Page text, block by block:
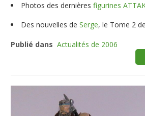
Photos des dernièresfigurines
Des nouvelles deSerge, le Tome 2
Publié dans Actualités de 2006